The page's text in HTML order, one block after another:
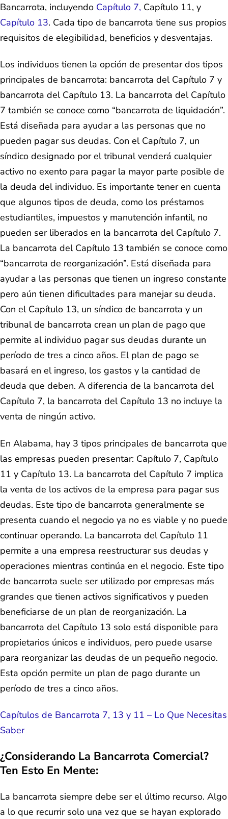
Bancarrota, incluyendo Capítulo 7, Capítulo 11, y
Capítulo 13. Cada tipo de bancarrota tiene sus propios
requisitos de elegibilidad, beneficios y desventajas.
Los individuos tienen la opción de presentar dos tipos
principales de bancarrota: bancarrota del Capítulo 7 y
bancarrota del Capítulo 13. La bancarrota del Capítulo
7 también se conoce como “bancarrota de liquidación”.
Está diseñada para ayudar a las personas que no
pueden pagar sus deudas. Con el Capítulo 7, un
síndico designado por el tribunal venderá cualquier
activo no exento para pagar la mayor parte posible de
la deuda del individuo. Es importante tener en cuenta
que algunos tipos de deuda, como los préstamos
estudiantiles, impuestos y manutención infantil, no
pueden ser liberados en la bancarrota del Capítulo 7.
La bancarrota del Capítulo 13 también se conoce como
“bancarrota de reorganización”. Está diseñada para
ayudar a las personas que tienen un ingreso constante
pero aún tienen dificultades para manejar su deuda.
Con el Capítulo 13, un síndico de bancarrota y un
tribunal de bancarrota crean un plan de pago que
permite al individuo pagar sus deudas durante un
período de tres a cinco años. El plan de pago se
basará en el ingreso, los gastos y la cantidad de
deuda que deben. A diferencia de la bancarrota del
Capítulo 7, la bancarrota del Capítulo 13 no incluye la
venta de ningún activo.
En Alabama, hay 3 tipos principales de bancarrota que
las empresas pueden presentar: Capítulo 7, Capítulo
11 y Capítulo 13. La bancarrota del Capítulo 7 implica
la venta de los activos de la empresa para pagar sus
deudas. Este tipo de bancarrota generalmente se
presenta cuando el negocio ya no es viable y no puede
continuar operando. La bancarrota del Capítulo 11
permite a una empresa reestructurar sus deudas y
operaciones mientras continúa en el negocio. Este tipo
de bancarrota suele ser utilizado por empresas más
grandes que tienen activos significativos y pueden
beneficiarse de un plan de reorganización. La
bancarrota del Capítulo 13 solo está disponible para
propietarios únicos e individuos, pero puede usarse
para reorganizar las deudas de un pequeño negocio.
Esta opción permite un plan de pago durante un
período de tres a cinco años.
Capítulos de Bancarrota 7, 13 y 11 – Lo Que Necesitas
Saber
¿Considerando La Bancarrota Comercial?
Ten Esto En Mente:
La bancarrota siempre debe ser el último recurso. Algo
a lo que recurrir solo una vez que se hayan explorado